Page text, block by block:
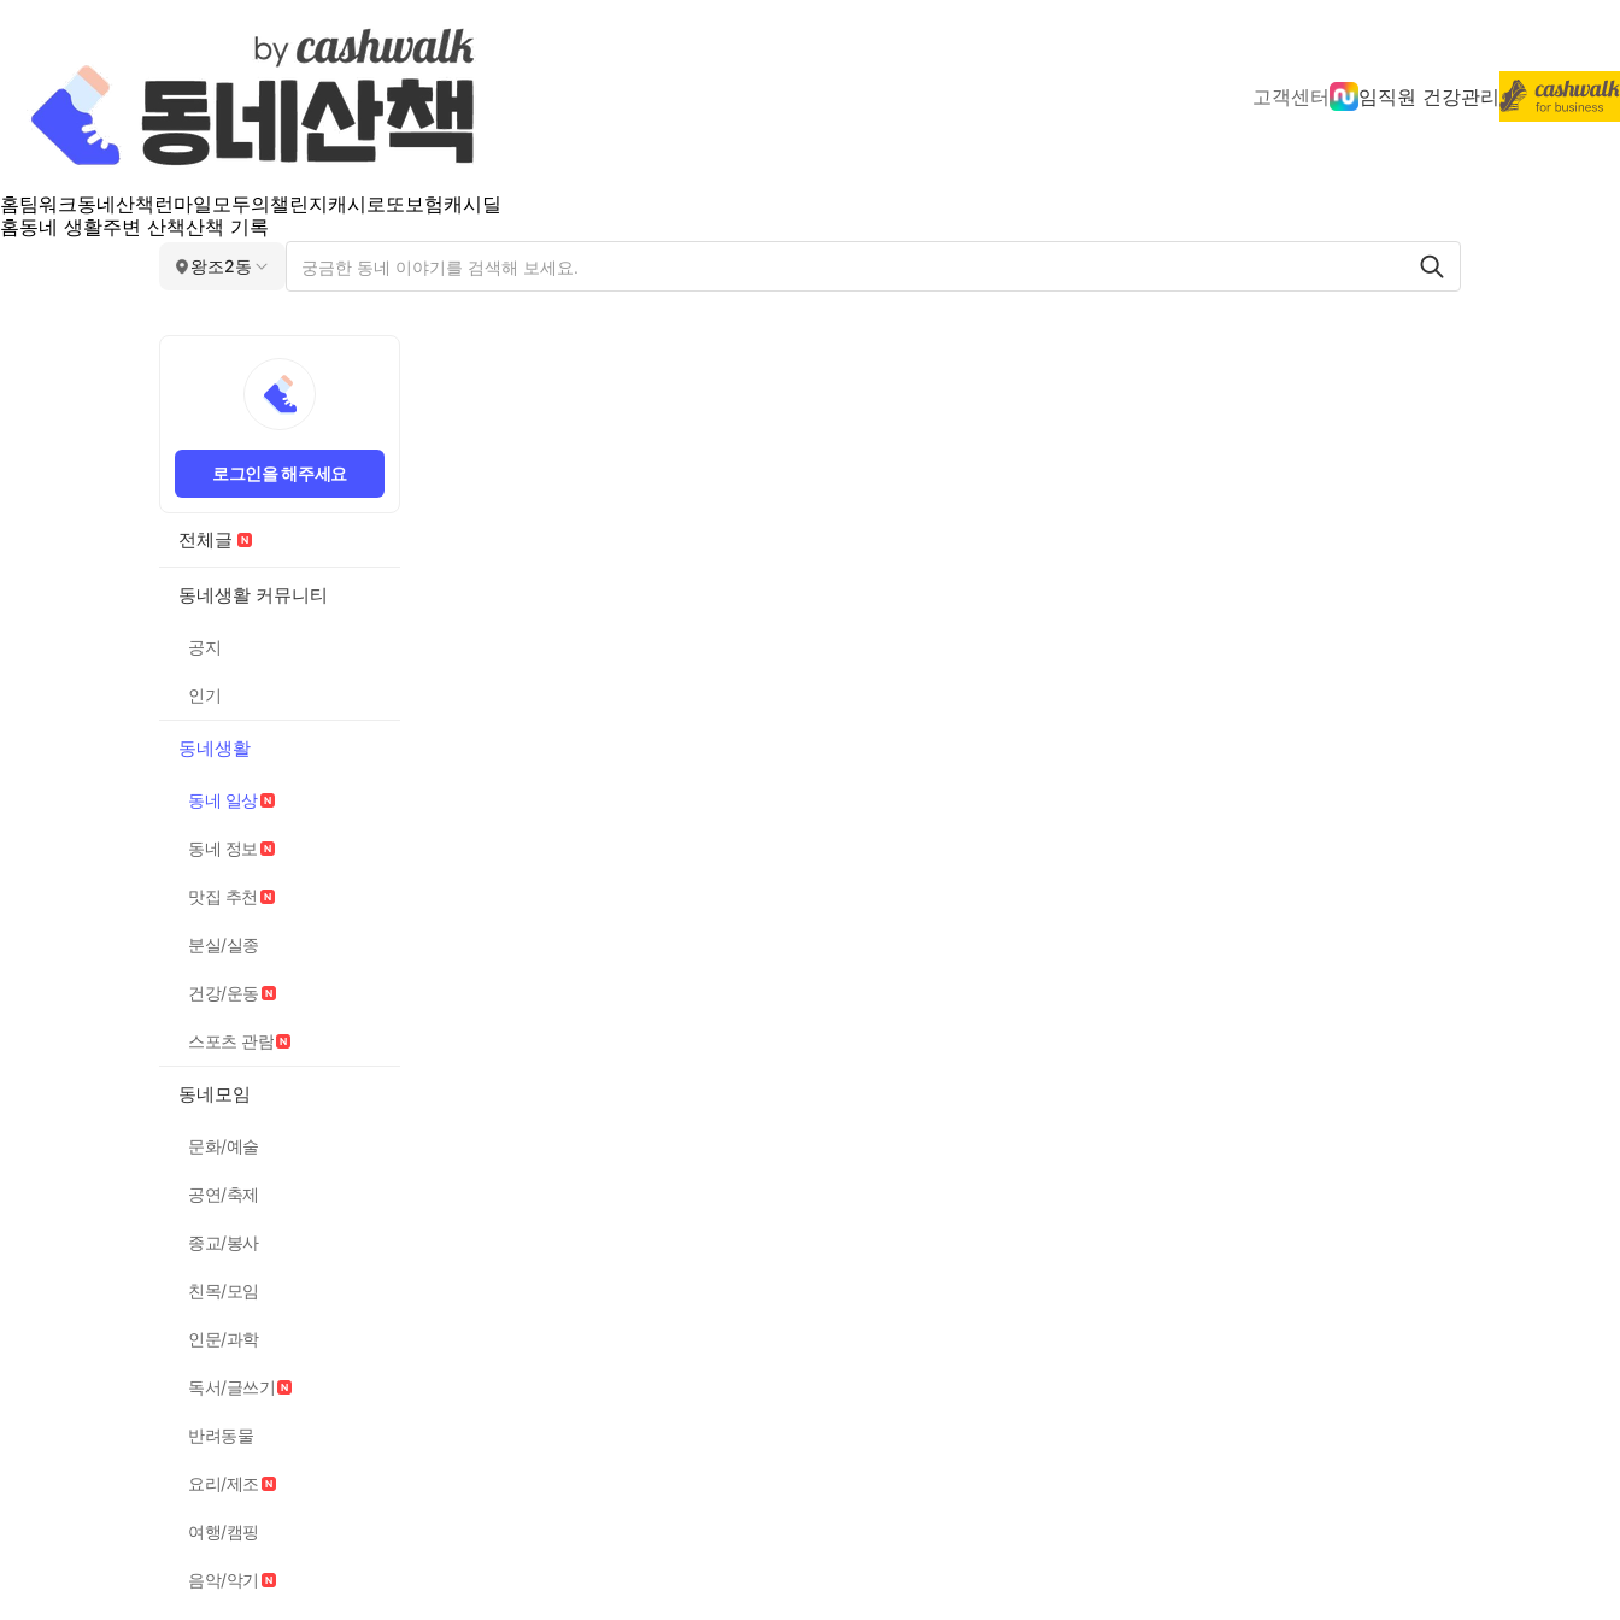
고객센터 임직원 건강관리
홈팀워크동네산책 런마일모두의챌린지캐시로또보험캐시딜
홈동네 생활주변 산책산책 기록
왕조2동
로그인을 해주세요
전체글
동네생활 커뮤니티
공지
인기
동네생활
동네 일상
동네 정보
맛집 추천
분실/실종
건강/운동
스포츠 관람
동네모임
문화/예술
공연/축제
종교/봉사
친목/모임
인문/과학
독서/글쓰기
반려동물
요리/제조
여행/캠핑
음악/악기